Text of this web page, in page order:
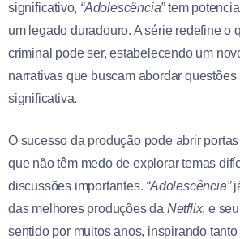
significativo, “Adolescência”tem
um legado duradouro. A série redefine o
criminal pode ser, estabelecendo um
narrativas que buscam abordar
significativa.
O sucesso da produção pode abrir
que não têm medo de explorar temas
discussões importantes. “Adolescência”
das melhores produções da Netflix, e
sentido por muitos anos, inspirando